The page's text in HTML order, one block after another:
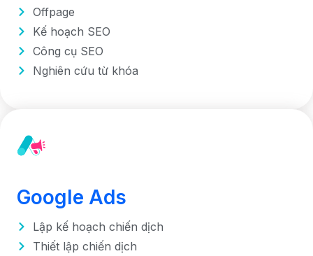
Offpage
Kế hoạch SEO
Công cụ SEO
Nghiên cứu từ khóa
Google Ads
Lập kế hoạch chiến dịch
Thiết lập chiến dịch